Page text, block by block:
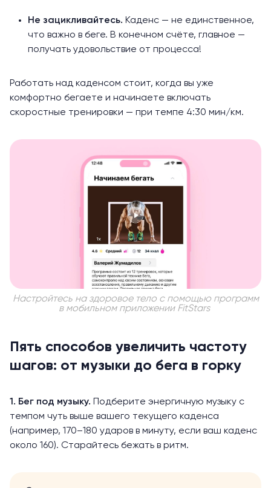
Не зацикливайтесь. Каденс — не единственное,
что важно в беге. В конечном счёте, главное —
получать удовольствие от процесса!
Работать над каденсом стоит, когда вы уже
комфортно бегаете и начинаете включать
скоростные тренировки — при темпе 4:30 мин/км.
Настройтесь на здоровое тело с помощью программ
в мобильном приложении FitStars
Пять способов увеличить частоту
шагов: от музыки до бега в горку
1. Бег под музыку.
Подберите энергичную музыку с
темпом чуть выше вашего текущего каденса
(например, 170–180 ударов в минуту, если ваш каденс
около 160). Старайтесь бежать в ритм.